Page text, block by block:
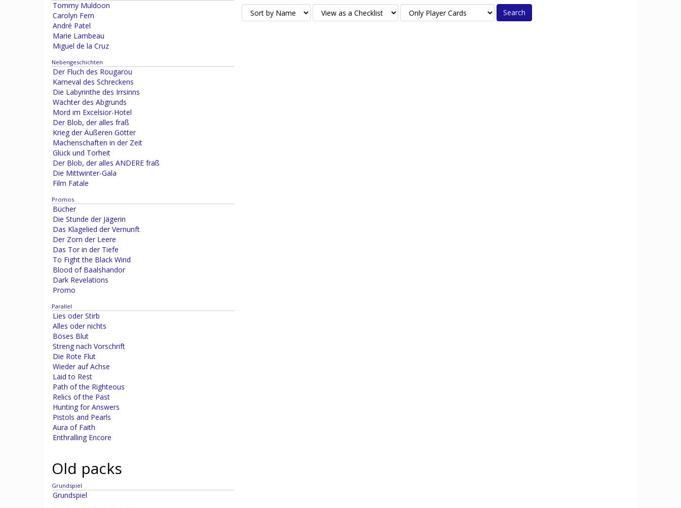
Tommy Muldoon
Carolyn Fern
André Patel
Marie Lambeau
Miguel de la Cruz
Nebengeschichten
Der Fluch des Rougarou
Karneval des Schreckens
Die Labyrinthe des Irrsinns
Wächter des Abgrunds
Mord im Excelsior-Hotel
Der Blob, der alles fraß
Krieg der Äußeren Götter
Machenschaften in der Zeit
Glück und Torheit
Der Blob, der alles ANDERE fraß
Die Mittwinter-Gala
Film Fatale
Promos
Bücher
Die Stunde der Jägerin
Das Klagelied der Vernunft
Der Zorn der Leere
Das Tor in der Tiefe
To Fight the Black Wind
Blood of Baalshandor
Dark Revelations
Promo
Parallel
Lies oder Stirb
Alles oder nichts
Böses Blut
Streng nach Vorschrift
Die Rote Flut
Wieder auf Achse
Laid to Rest
Path of the Righteous
Relics of the Past
Hunting for Answers
Pistols and Pearls
Aura of Faith
Enthralling Encore
Old packs
Grundspiel
Grundspiel
Search